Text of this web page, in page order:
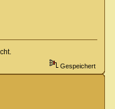
Gespeichert